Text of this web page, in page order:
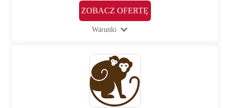
ZOBACZ OFERTĘ
Warunki